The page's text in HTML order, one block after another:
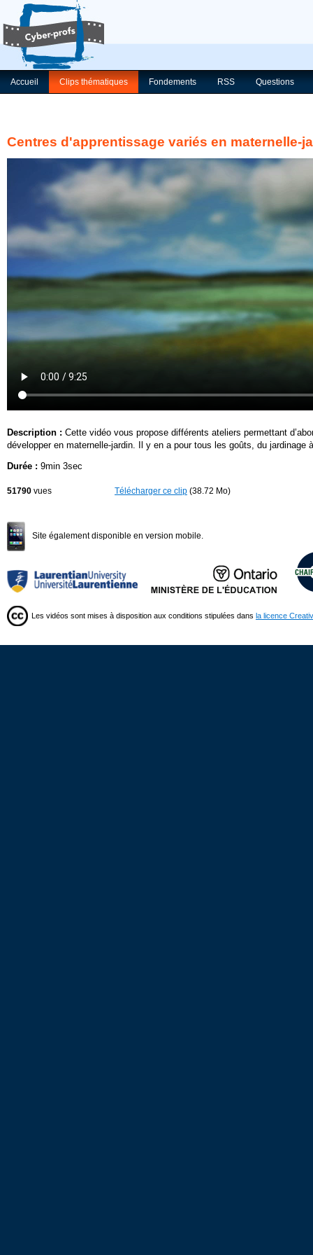
Accueil Clips thématiques Fondements RSS Questions
Centres d'apprentissage variés en maternelle-
Description : Cette vidéo vous propose différents ateliers permettant
développer en maternelle-jardin. Il y en a pour tous les goûts, du
Durée : 9min 3sec
51790 vues Télécharger ce clip (38.72 Mo)
Site également disponible en version mobile.
Les vidéos sont mises à disposition aux conditions stipulées dans la licence